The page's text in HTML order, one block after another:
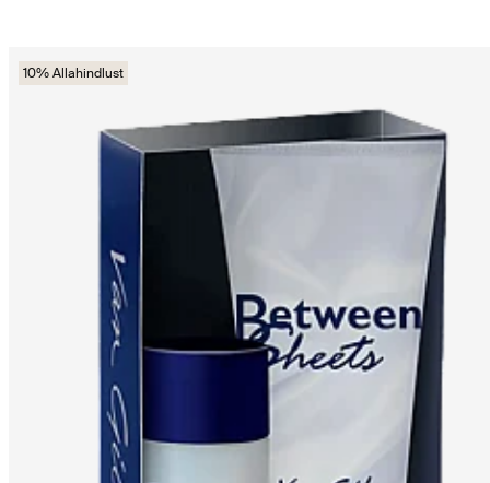
10% Allahindlust